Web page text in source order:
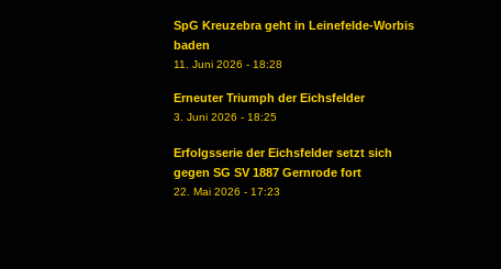
SpG Kreuzebra geht in Leinefelde-Worbis
baden
11. Juni 2026 - 18:28
Erneuter Triumph der Eichsfelder
3. Juni 2026 - 18:25
Erfolgsserie der Eichsfelder setzt sich
gegen SG SV 1887 Gernrode fort
22. Mai 2026 - 17:23